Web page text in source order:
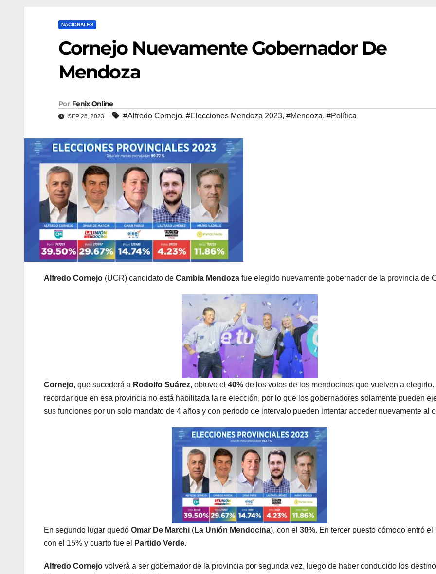
NACIONALES
Cornejo Nuevamente Gobernador De
Mendoza
Por Fenix Online
SEP 25, 2023 #Alfredo Cornejo, #Elecciones Mendoza 2023, #Mendoza, #Política
Alfredo Cornejo (UCR) candidato de Cambia Mendoza fue elegido nuevamente gobernador de la provincia de
Cornejo, que sucederá a Rodolfo Suárez, obtuvo el 40% de los votos de los mendocinos que vuelven a elegirlo.
recordar que en esa provincia no está habilitada la re elección, por lo que los gobernadores solamente pueden
sus funciones por un solo mandato de 4 años y con periodo de intervalo pueden intentar acceder nuevamente al
En segundo lugar quedó Omar De Marchi (La Unión Mendocina), con el 30%. En tercer puesto cómodo entró el
con el 15% y cuarto fue el
Partido Verde.
Alfredo Cornejo volverá a ser gobernador de la provincia por segunda vez, luego de haber conducido los